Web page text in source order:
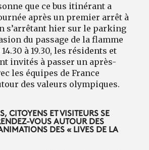
que ce bus itinérant a
après un premier arrêt à
s’arrêtant hier sur le parking
du passage de la flamme
à 19.30, les résidents et
invités à passer un après-
les équipes de France
des valeurs olympiques.
CITOYENS ET VISITEURS SE
VOUS AUTOUR DES
DES « LIVES DE LA